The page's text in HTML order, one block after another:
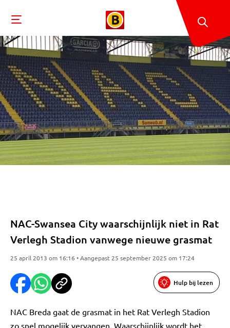
NAC-Swansea City waarschijnlijk niet in Rat
Verlegh Stadion vanwege nieuwe grasmat
25 april 2013 om 16:16 • Aangepast 25 september 2025 om 17:24
Hulp bij lezen
NAC Breda gaat de grasmat in het Rat Verlegh Stadion
zo snel mogelijk vervangen. Waarschijnlijk wordt het